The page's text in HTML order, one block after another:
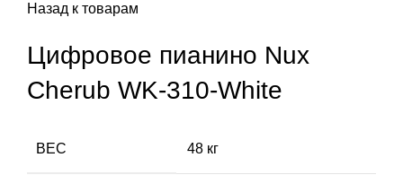
Назад к товарам
Цифровое пианино Nux
Cherub WK-310-White
ВЕС 48 кг